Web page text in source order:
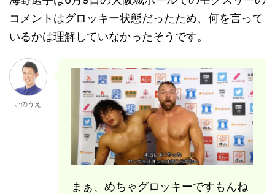
コメントはグロッキー状態だったため、何を言って
いるかは理解していなかったそうです。
いのうえ
まぁ、めちゃグロッキーですもんね